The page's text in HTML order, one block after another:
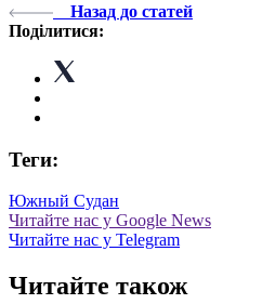
Назад до статей
Поділитися:
Теги:
Южный Судан
Читайте нас у Google News
Читайте нас у Telegram
Читайте також